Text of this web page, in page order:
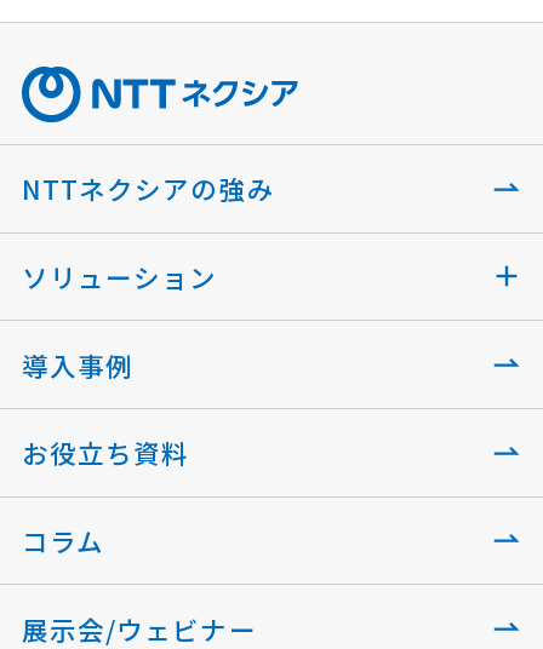
NTTネクシアの強み
ソリューション
導入事例
お役立ち資料
コラム
展示会/ウェビナー